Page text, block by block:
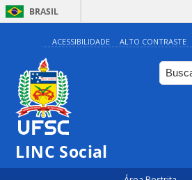
BRASIL
ACESSIBILIDADE ALTO CONTRASTE
LINC Social